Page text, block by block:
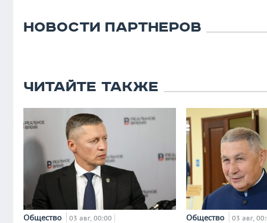
НОВОСТИ ПАРТНЕРОВ
ЧИТАЙТЕ ТАКЖЕ
Общество 03 авг, 00:00 Общество 03 авг,